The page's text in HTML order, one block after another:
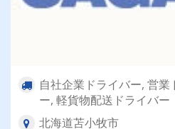
自社企業ドライバー, 営
ー, 軽貨物配送ドライバー
北海道苫小牧市